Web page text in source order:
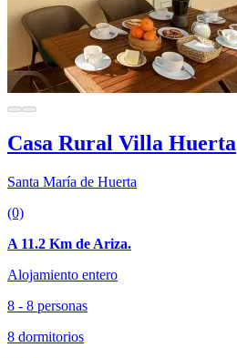
Casa Rural Villa Huerta
Santa María de Huerta
(0)
A 11.2 Km de Ariza.
Alojamiento entero
8 - 8 personas
8 dormitorios